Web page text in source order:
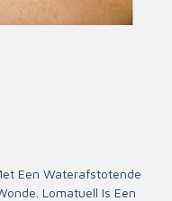
Een Waterafstotende
Lomatuell Is Een